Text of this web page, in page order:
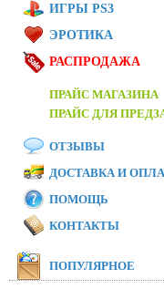
ИГРЫ PS3
ЭРОТИКА
РАСПРОДАЖА
ПРАЙС МАГАЗИНА
ПРАЙС ДЛЯ
ОТЗЫВЫ
ДОСТАВКА И
ПОМОЩЬ
КОНТАКТЫ
ПОПУЛЯРНОЕ